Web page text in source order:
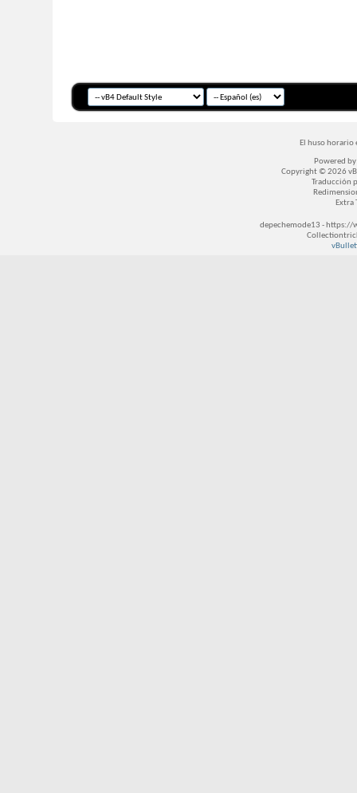
El huso horario
Powered by
Copyright © 2026
Traducción
Extra
depechemode13 -